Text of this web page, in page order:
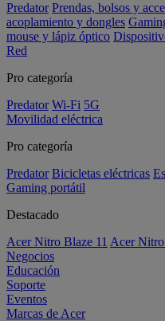
Predator Prendas, bolsos y
acoplamiento y dongles
mouse y lápiz óptico
Red
Pro categoría
Predator Wi-Fi 5G
Movilidad eléctrica
Pro categoría
Predator Bicicletas eléctricas
Gaming portátil
Destacado
Acer Nitro Blaze 11 Acer
Negocios
Educación
Soporte
Eventos
Marcas de Acer